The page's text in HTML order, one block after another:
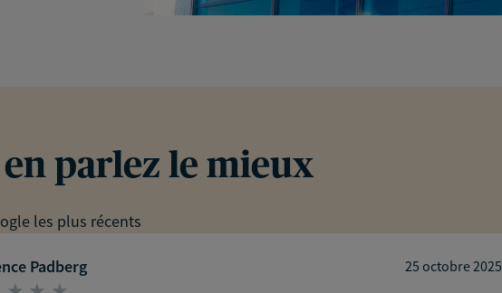
parlez le mieux
les plus récents
Padberg 25 octobre 2025